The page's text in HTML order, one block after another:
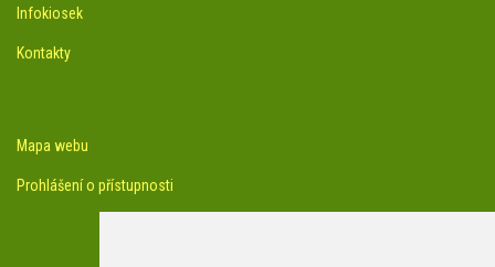
Infokiosek
Kontakty
Mapa webu
Prohlášení o přístupnosti